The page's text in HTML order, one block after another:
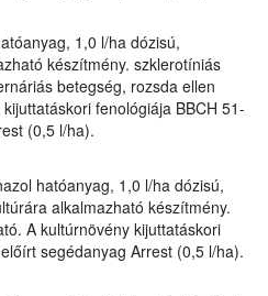
1,0 l/ha dózisú,
készítmény. szklerotíniás
betegség, rozsda ellen
fenológiája BBCH 51-
(0,5 l/ha).
hatóanyag, 1,0 l/ha dózisú,
alkalmazható készítmény.
A kultúrnövény kijuttatáskori
segédanyag Arrest (0,5 l/ha).